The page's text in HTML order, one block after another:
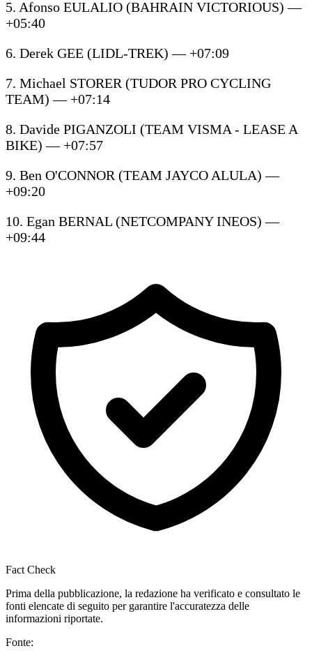
5. Afonso EULALIO (BAHRAIN VICTORIOUS) —
+05:40
6. Derek GEE (LIDL-TREK) — +07:09
7. Michael STORER (TUDOR PRO CYCLING
TEAM) — +07:14
8. Davide PIGANZOLI (TEAM VISMA - LEASE A
BIKE) — +07:57
9. Ben O'CONNOR (TEAM JAYCO ALULA) —
+09:20
10. Egan BERNAL (NETCOMPANY INEOS) —
+09:44
Fact Check
Prima della pubblicazione, la redazione ha verificato e consultato le
fonti elencate di seguito per garantire l'accuratezza delle
informazioni riportate.
Fonte: